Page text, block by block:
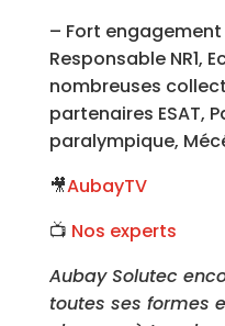
– Fort engagement
Responsable NR1,
nombreuses
partenaires ESAT,
paralympique,
🎥AubayTV
📺 Nos experts
Aubay Solutec
toutes ses formes